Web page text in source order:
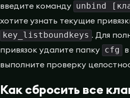
введите команду unbind
хотите узнать текущие
key_listboundkeys . Для
привязок удалите папку cfg
выполните проверку
Как сбросить все